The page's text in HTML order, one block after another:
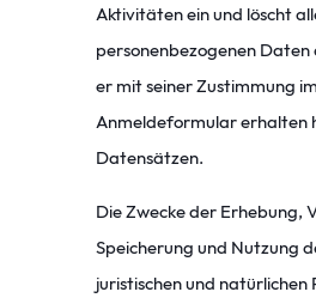
Aktivitäten ein und löscht
personenbezogenen Daten
er mit seiner Zustimmung im
Anmeldeformular erhalten
Datensätzen.
Die Zwecke der Erhebung,
Speicherung und Nutzung
juristischen und natürlichen